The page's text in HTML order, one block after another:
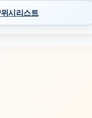
위시리스트